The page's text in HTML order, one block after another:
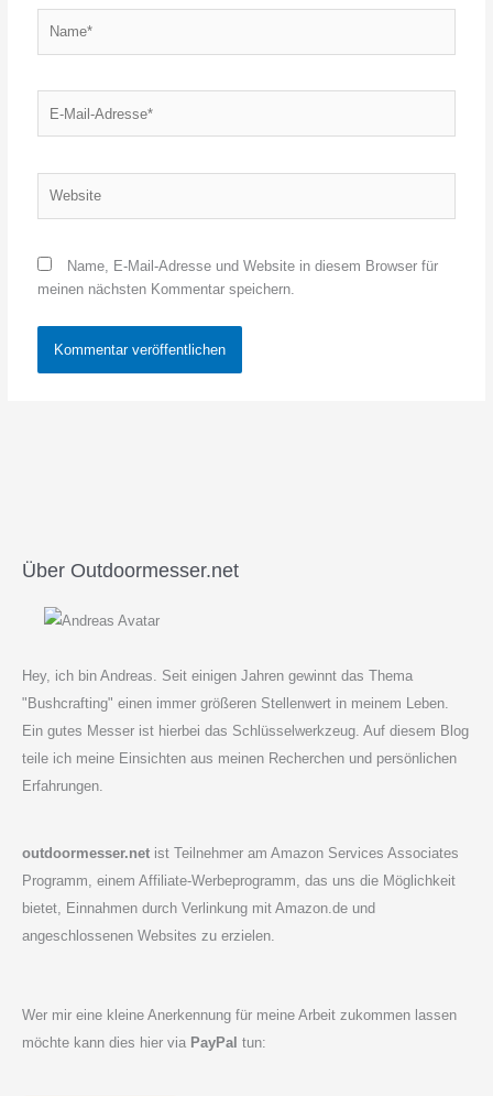
Mail-
Name, E-Mail-Adresse und Website in diesem Browser für
meinen nächsten Kommentar speichern.
Über Outdoormesser.net
Hey, ich bin Andreas. Seit einigen Jahren gewinnt das Thema
"Bushcrafting" einen immer größeren Stellenwert in meinem Leben.
Ein gutes Messer ist hierbei das Schlüsselwerkzeug. Auf diesem Blog
teile ich meine Einsichten aus meinen Recherchen und persönlichen
Erfahrungen.
outdoormesser.netist Teilnehmer am Amazon Services Associates
Programm, einem Affiliate-Werbeprogramm, das uns die Möglichkeit
bietet, Einnahmen durch Verlinkung mit Amazon.de und
angeschlossenen Websites zu erzielen.
Wer mir eine kleine Anerkennung für meine Arbeit zukommen lassen
möchte kann dies hier via PayPal tun: